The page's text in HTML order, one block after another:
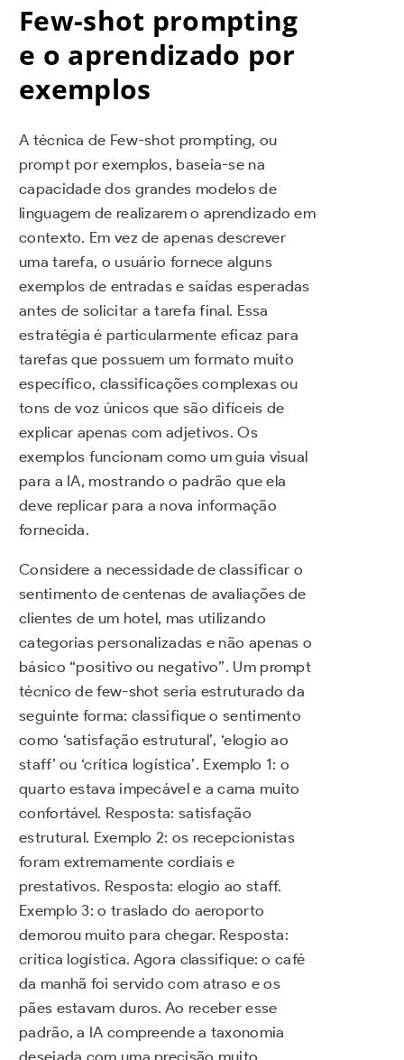
Few-shot prompting
e o aprendizado por
exemplos
A técnica de Few-shot prompting, ou
prompt por exemplos, baseia-se na
capacidade dos grandes modelos de
linguagem de realizarem o aprendizado em
contexto. Em vez de apenas descrever
uma tarefa, o usuário fornece alguns
exemplos de entradas e saídas esperadas
antes de solicitar a tarefa final. Essa
estratégia é particularmente eficaz para
tarefas que possuem um formato muito
específico, classificações complexas ou
tons de voz únicos que são difíceis de
explicar apenas com adjetivos. Os
exemplos funcionam como um guia visual
para a IA, mostrando o padrão que ela
deve replicar para a nova informação
fornecida.
Considere a necessidade de classificar o
sentimento de centenas de avaliações de
clientes de um hotel, mas utilizando
categorias personalizadas e não apenas o
básico “positivo ou negativo”. Um prompt
técnico de few-shot seria estruturado da
seguinte forma: classifique o sentimento
como ‘satisfação estrutural’, ‘elogio ao
staff’ ou ‘crítica logística’. Exemplo 1: o
quarto estava impecável e a cama muito
confortável. Resposta: satisfação
estrutural. Exemplo 2: os recepcionistas
foram extremamente cordiais e
prestativos. Resposta: elogio ao staff.
Exemplo 3: o traslado do aeroporto
demorou muito para chegar. Resposta:
crítica logística. Agora classifique: o café
da manhã foi servido com atraso e os
pães estavam duros. Ao receber esse
padrão, a IA compreende a taxonomia